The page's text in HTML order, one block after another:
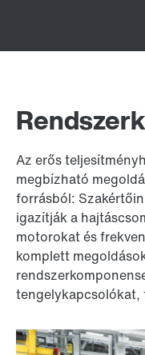
Az erős
megbízható
forrásból:
igazítják a
motorokat és
komplett
tengelykapcsolókat,